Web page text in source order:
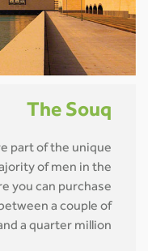
The Souq
part of the unique
of men in the
you can purchase
between a couple of
a quarter million.